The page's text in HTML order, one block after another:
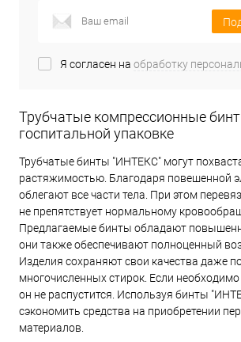
Я согласен на обработку
Трубчатые компрессионные
госпитальной упаковке
Трубчатые бинты "ИНТЕКС" могут
растяжимостью. Благодаря повешенной
облегают все части тела. При этом
не препятствует нормальному
Предлагаемые бинты обладают
они также обеспечивают полноценный
Изделия сохраняют свои качества даже
многочисленных стирок. Если
он не распустится. Используя бинты
сэкономить средства на приобретении
материалов.